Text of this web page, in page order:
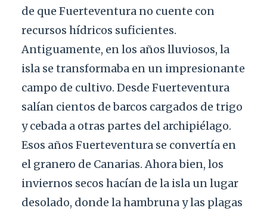
de que Fuerteventura no cuente con
recursos hídricos suficientes.
Antiguamente, en los años lluviosos, la
isla se transformaba en un impresionante
campo de cultivo. Desde Fuerteventura
salían cientos de barcos cargados de trigo
y cebada a otras partes del archipiélago.
Esos años Fuerteventura se convertía en
el granero de Canarias. Ahora bien, los
inviernos secos hacían de la isla un lugar
desolado, donde la hambruna y las plagas